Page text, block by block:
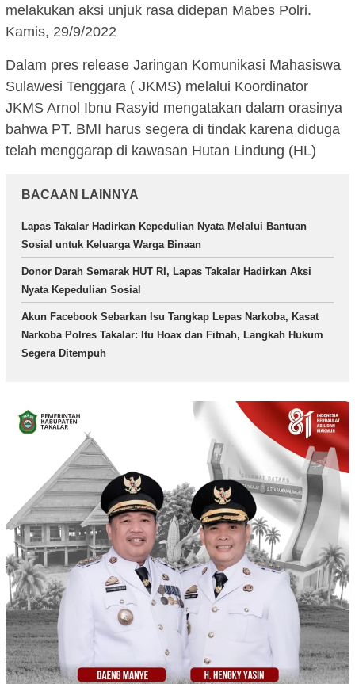
melakukan aksi unjuk rasa didepan Mabes Polri.
Kamis, 29/9/2022
Dalam pres release Jaringan Komunikasi Mahasiswa
Sulawesi Tenggara ( JKMS) melalui Koordinator
JKMS Arnol Ibnu Rasyid mengatakan dalam orasinya
bahwa PT. BMI harus segera di tindak karena diduga
telah menggarap di kawasan Hutan Lindung (HL)
BACAAN LAINNYA
Lapas Takalar Hadirkan Kepedulian Nyata Melalui Bantuan
Sosial untuk Keluarga Warga Binaan
Donor Darah Semarak HUT RI, Lapas Takalar Hadirkan Aksi
Nyata Kepedulian Sosial
Akun Facebook Sebarkan Isu Tangkap Lepas Narkoba, Kasat
Narkoba Polres Takalar: Itu Hoax dan Fitnah, Langkah Hukum
Segera Ditempuh